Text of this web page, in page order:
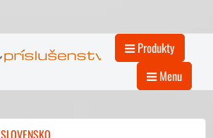
Produkty
Menu